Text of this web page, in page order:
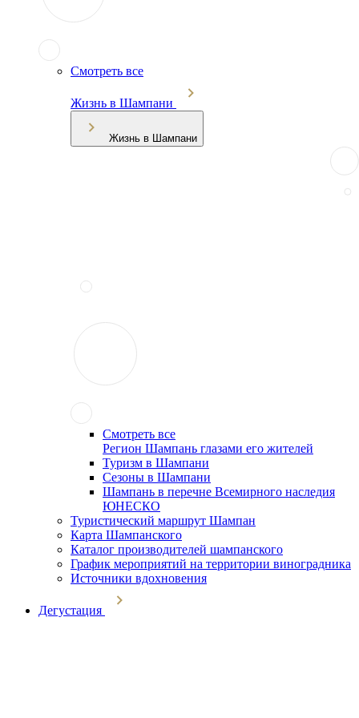
Смотреть все
Жизнь в Шампани
Жизнь в Шампани
Смотреть все
Регион Шампань глазами его жителей
Туризм в Шампани
Сезоны в Шампани
Шампань в перечне Всемирного наследия
ЮНЕСКО
Туристический маршрут Шампан
Карта Шампанского
Каталог производителей шампанского
График мероприятий на территории виноградника
Источники вдохновения
Дегустация